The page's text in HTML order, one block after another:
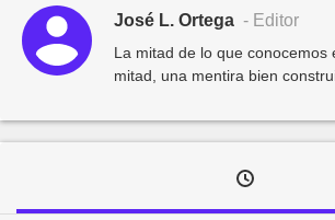
José L. Ortega - Editor
La mitad de lo que conocemos
mitad, una mentira bien